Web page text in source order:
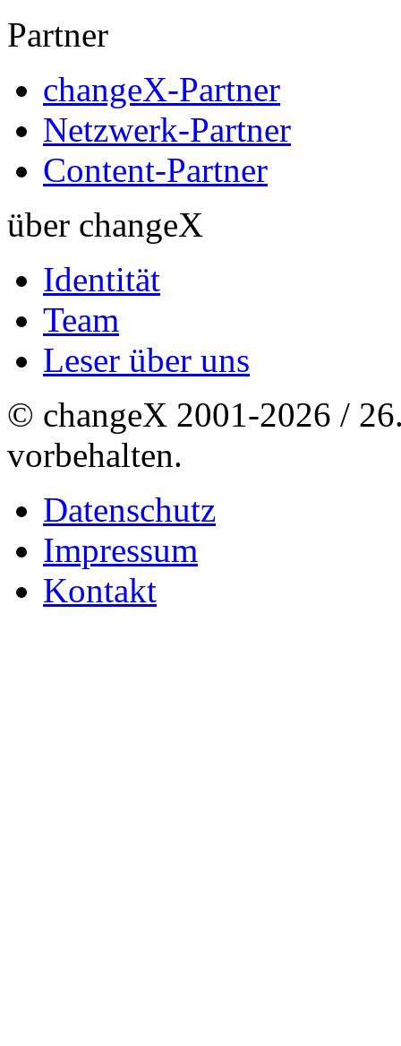
Partner
changeX-Partner
Netzwerk-Partner
Content-Partner
über changeX
Identität
Team
Leser über uns
© changeX 2001-2026 /
vorbehalten.
Datenschutz
Impressum
Kontakt